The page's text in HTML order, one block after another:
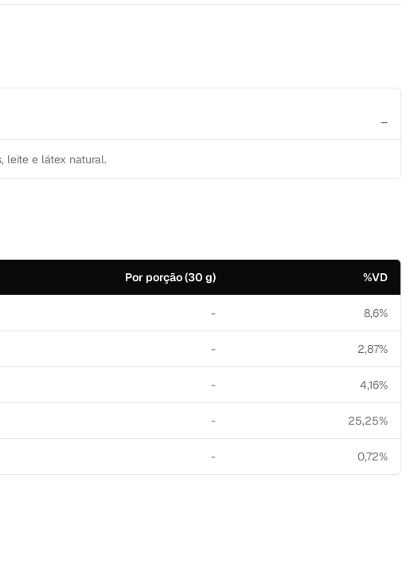
−
leite e látex natural.
Por porção (30 g) %VD
- 8,6%
- 2,87%
- 4,16%
- 25,25%
- 0,72%